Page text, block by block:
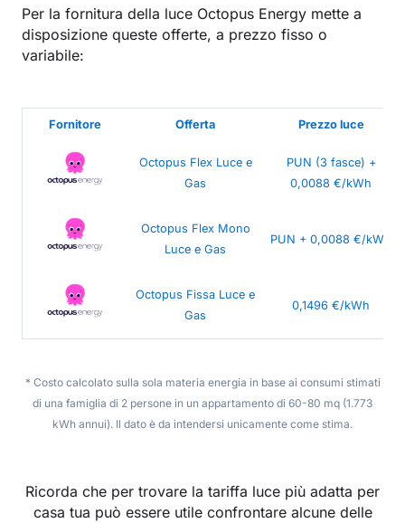
Per la fornitura della luce Octopus Energy mette a
disposizione queste offerte, a prezzo fisso o
variabile:
Fornitore Offerta Prezzo luce
Octopus Flex Luce e
Gas
PUN (3 fasce) +
0,0088 €/kWh
Octopus Flex Mono
Luce e Gas
PUN + 0,0088 €/kWh
Octopus Fissa Luce e
Gas
0,1496 €/kWh
* Costo calcolato sulla sola materia energia in base ai consumi stimati
di una famiglia di 2 persone in un appartamento di 60-80 mq (1.773
kWh annui). Il dato è da intendersi unicamente come stima.
Ricorda che per trovare la tariffa luce più adatta per
casa tua può essere utile confrontare alcune delle